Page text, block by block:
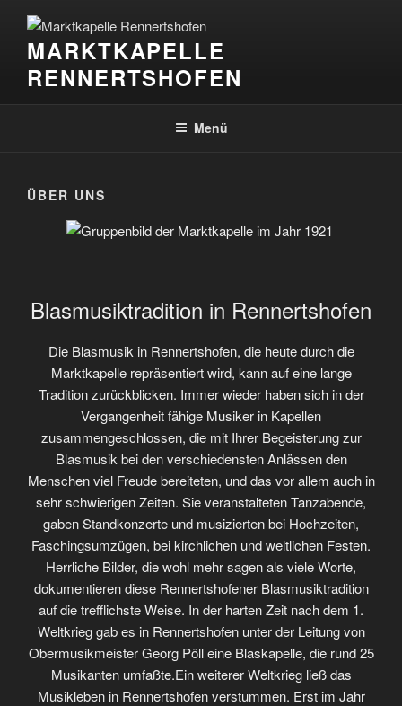
Inhalt
springenMARKTKAPELLE
RENNERTSHOFEN
Menü
ÜBER UNS
Blasmusiktradition in Rennertshofen
Die Blasmusik in Rennertshofen, die heute durch die
Marktkapelle repräsentiert wird, kann auf eine lange
Tradition zurückblicken. Immer wieder haben sich in der
Vergangenheit fähige Musiker in Kapellen
zusammengeschlossen, die mit Ihrer Begeisterung zur
Blasmusik bei den verschiedensten Anlässen den
Menschen viel Freude bereiteten, und das vor allem auch in
sehr schwierigen Zeiten. Sie veranstalteten Tanzabende,
gaben Standkonzerte und musizierten bei Hochzeiten,
Faschingsumzügen, bei kirchlichen und weltlichen Festen.
Herrliche Bilder, die wohl mehr sagen als viele Worte,
dokumentieren diese Rennertshofener Blasmusiktradition
auf die trefflichste Weise. In der harten Zeit nach dem 1.
Weltkrieg gab es in Rennertshofen unter der Leitung von
Obermusikmeister Georg Pöll eine Blaskapelle, die rund 25
Musikanten umfaßte.Ein weiterer Weltkrieg ließ das
Musikleben in Rennertshofen verstummen. Erst im Jahr